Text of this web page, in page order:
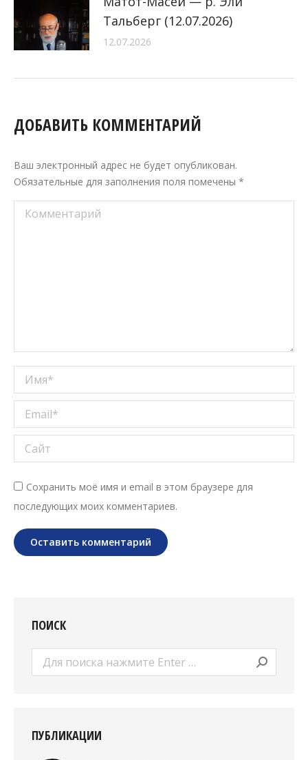
Тальберг (12.07.2026)
12.07.2026
ДОБАВИТЬ КОММЕНТАРИЙ
Ваш электронный адрес не будет опубликован.
Обязательные для заполнения поля помечены *
Комментарий
Имя *
Email *
Сайт
Сохранить моё имя и email в этом браузере для
последующих моих комментариев.
Оставить комментарий
ПОИСК
Поиск:
ПУБЛИКАЦИИ